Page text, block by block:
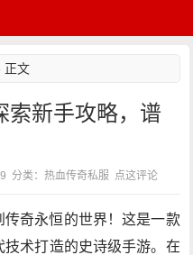
正文
索新手攻略，谱
分类：热血传奇私服 点这评论
奇永恒的世界！这是一款
术打造的史诗级手游。在